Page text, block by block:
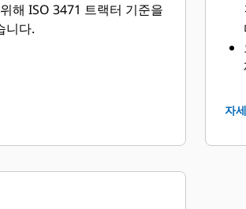
해 ISO 3471 트랙터 기준을
니다.
자